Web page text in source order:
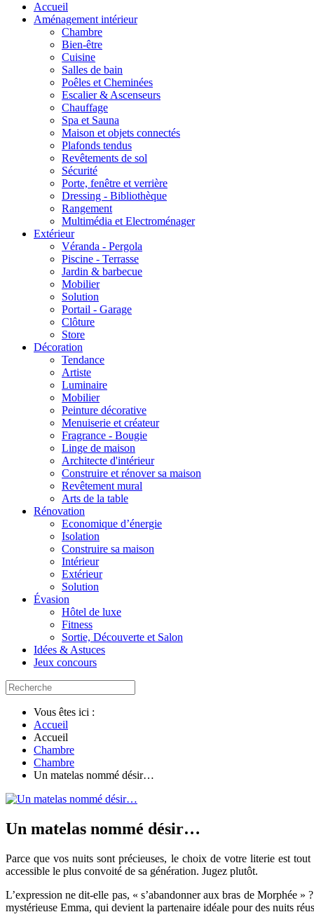
Accueil
Aménagement intérieur
Chambre
Bien-être
Cuisine
Salles de bain
Poêles et Cheminées
Escalier & Ascenseurs
Chauffage
Spa et Sauna
Maison et objets connectés
Plafonds tendus
Revêtements de sol
Sécurité
Porte, fenêtre et verrière
Dressing - Bibliothèque
Rangement
Multimédia et Electroménager
Extérieur
Véranda - Pergola
Piscine - Terrasse
Jardin & barbecue
Mobilier
Solution
Portail - Garage
Clôture
Store
Décoration
Tendance
Artiste
Luminaire
Mobilier
Peinture décorative
Menuiserie et créateur
Fragrance - Bougie
Linge de maison
Architecte d'intérieur
Construire et rénover sa maison
Revêtement mural
Arts de la table
Rénovation
Economique d’énergie
Isolation
Construire sa maison
Intérieur
Extérieur
Solution
Évasion
Hôtel de luxe
Fitness
Sortie, Découverte et Salon
Idées & Astuces
Jeux concours
Vous êtes ici :
Accueil
Accueil
Chambre
Chambre
Un matelas nommé désir…
Un matelas nommé désir…
Parce que vos nuits sont précieuses, le choix de votre literie est
accessible le plus convoité de sa génération. Jugez plutôt.
L’expression ne dit-elle pas, « s’abandonner aux bras de Morphée
mystérieuse Emma, qui devient la partenaire idéale pour des nuits